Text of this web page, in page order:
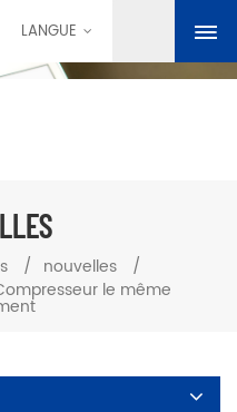
LANGUE
/ nouvelles
/
le même